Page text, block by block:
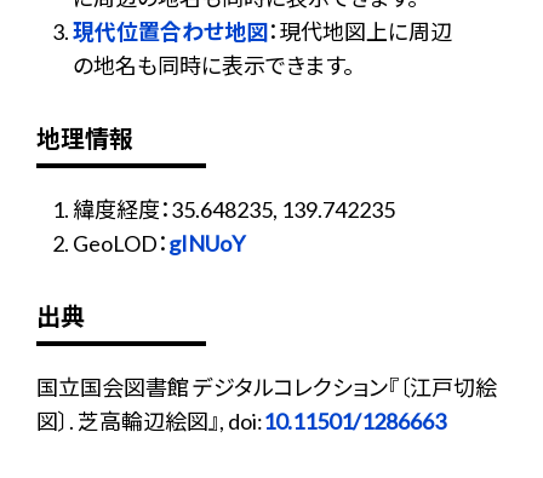
現代位置合わせ地図：現代地図上に周辺
の地名も同時に表示できます。
地理情報
緯度経度：35.648235, 139.742235
GeoLOD：gINUoY
出典
国立国会図書館 デジタルコレクション『〔江戸切絵
図〕. 芝高輪辺絵図』, doi:10.11501/1286663